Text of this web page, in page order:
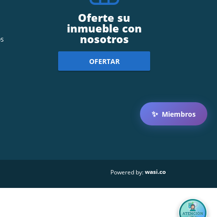
✨ Miembros
Oferte su
inmueble con
nosotros
OFERTAR
Powered by:wasi.co